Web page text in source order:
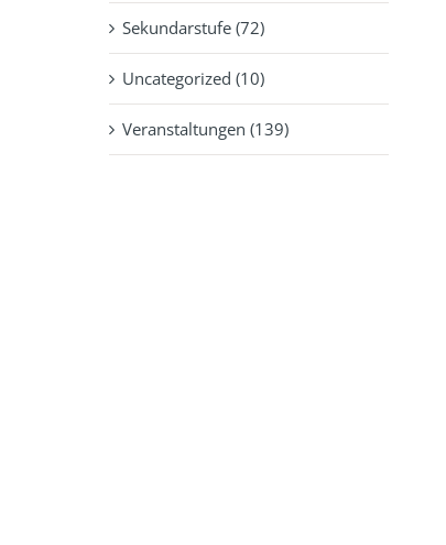
Sekundarstufe (72)
Uncategorized (10)
Veranstaltungen (139)